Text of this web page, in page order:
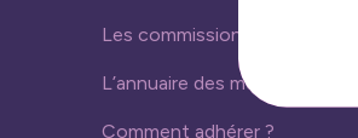
Les commissions
L’annuaire des membres
Comment adhérer ?